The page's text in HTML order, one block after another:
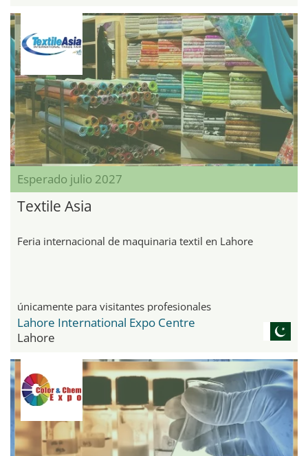
Esperado julio 2027
Textile Asia
Feria internacional de maquinaria textil en Lahore
únicamente para visitantes profesionales
Lahore International Expo Centre
Lahore